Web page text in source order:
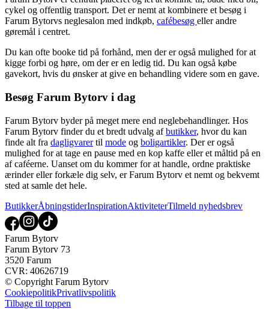
cykel og offentlig transport. Det er nemt at kombinere et besøg i
Farum Bytorvs neglesalon med indkøb, cafébesøg eller andre
gøremål i centret.
Du kan ofte booke tid på forhånd, men der er også mulighed for at
kigge forbi og høre, om der er en ledig tid. Du kan også købe
gavekort, hvis du ønsker at give en behandling videre som en gave.
Besøg Farum Bytorv i dag
Farum Bytorv byder på meget mere end neglebehandlinger. Hos
Farum Bytorv finder du et bredt udvalg afbutikker, hvor du kan
finde alt fra dagligvarertil mode og boligartikler. Der er også
mulighed for at tage en pause med en kop kaffe eller et måltid på en
af caféerne. Uanset om du kommer for at handle, ordne praktiske
ærinder eller forkæle dig selv, er Farum Bytorv et nemt og bekvemt
sted at samle det hele.
ButikkerÅbningstiderInspirationAktiviteterTilmeld nyhedsbrev
Farum Bytorv
Farum Bytorv 73
3520 Farum
CVR: 40626719
© Copyright Farum Bytorv
CookiepolitikPrivatlivspolitik
Tilbage til toppen